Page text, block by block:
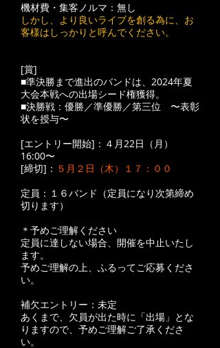
機材費・集客ノルマ：無し
しかし、より良いライブを創る為に、お
客様はしっかりと呼んでください。
[賞]
■準決勝まで進出のバンドは、2024年夏
大会本戦への出場シード権獲得。
■決勝戦：優勝／準優勝／第三位 〜表彰
状を授与〜
[エントリー開始]：４月22日（月）
16:00〜
[締切]： ５月２日（木）１７：００
定員：１６バンド（定員になり次第締め
切ります）
＊予めご理解ください
定員に達しない場合、開催を中止いたし
ます。
予めご理解の上、ふるってご応募くださ
い。
補欠エントリー：未定
あくまで、欠員が出た時に「出場」とな
りますので、予めご理解ご了承くださ
い。